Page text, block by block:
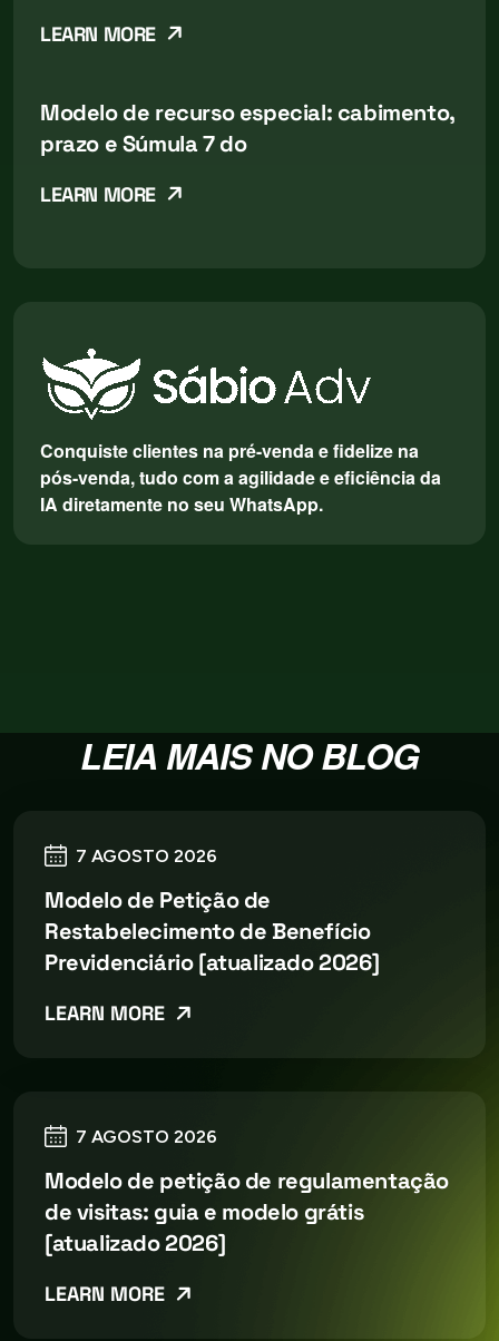
LEARN MORE
Modelo de recurso especial: cabimento,
prazo e Súmula 7 do
LEARN MORE
Conquiste clientes na pré-venda e fidelize na
pós-venda, tudo com a agilidade e eficiência da
IA diretamente no seu WhatsApp.
LEIA MAIS NO BLOG
7 AGOSTO 2026
Modelo de Petição de
Restabelecimento de Benefício
Previdenciário [atualizado 2026]
LEARN MORE
7 AGOSTO 2026
Modelo de petição de regulamentação
de visitas: guia e modelo grátis
[atualizado 2026]
LEARN MORE